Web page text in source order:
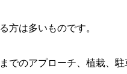
方は多いものです。
のアプローチ、植栽、